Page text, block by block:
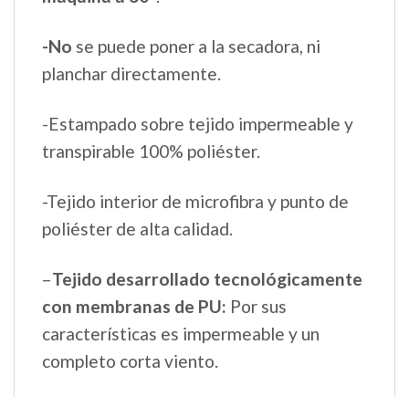
-No se puede poner a la secadora, ni
planchar directamente.
-Estampado sobre tejido impermeable y
transpirable 100% poliéster.
-Tejido interior de microfibra y punto de
poliéster de alta calidad.
–Tejido desarrollado tecnológicamente
con membranas de PU: Por sus
características es impermeable y un
completo corta viento.